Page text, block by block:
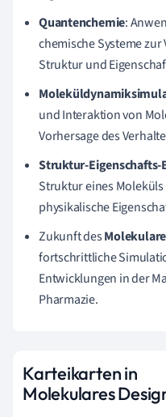
Quantenchemie:
chemische Systeme
Struktur und
und Interaktion von
Vorhersage des
Struktur-Eigenschafts-
Struktur eines
physikalische
Zukunft des
fortschrittliche
Entwicklungen in der
Pharmazie.
Karteikarten in
Molekulares